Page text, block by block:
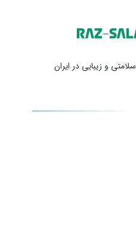
و زیبایی در ایران